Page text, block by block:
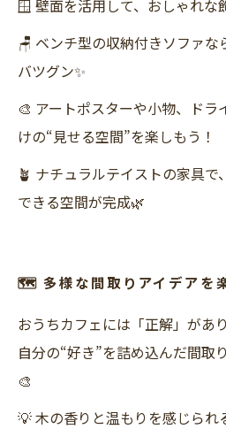
🪟 壁面を活用して、おしゃれな
🪑 ベンチ型の収納付きソファ
バツグン✨
🎨 アートポスターや小物、ド
けの“見せる空間”を楽しもう！
🪴 ナチュラルテイストの家具
できる空間が完成🌿
🗺 多様な間取りアイデアを
おうちカフェには「正解」があ
自分の“好き”を詰め込んだ間取
🎨
💡 木の香りと温もりを感じられ